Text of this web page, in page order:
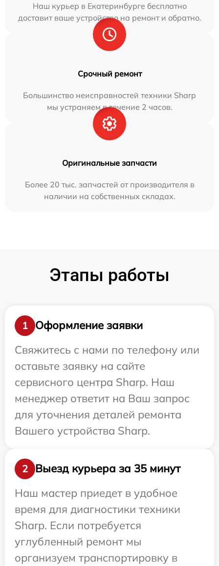
Наш курьер в Екатеринбурге бесплатно
доставит ваше устройство на ремонт и обратно.
Срочный ремонт
Большинство неисправностей техники Sharp
мы устраняем в течение 2 часов.
Оригинальные запчасти
Более 20 тыс. запчастей от производителя в
наличии на собственных складах.
Этапы работы
1
Оформление заявки
Свяжитесь с нами по телефону или
оставьте заявку на сайте
сервисного центра Sharp. Наш
менеджер ответит на Ваш запрос
для уточнения деталей ремонта
Вашего устройства Sharp.
2
Выезд курьера за 35 минут
Наш мастер приедет в удобное
время для диагностики техники
Sharp. Если потребуется
углубленный ремонт мы
организуем транспортировку в